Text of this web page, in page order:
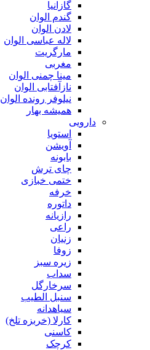
گازانیا
گندم الوان
لادن الوان
لاله عباسی الوان
مارگریت
مغربی
مینا چمنی الوان
نازآفتابی الوان
نیلوفر رونده الوان
همیشه بهار
دارویی
استویا
آویشن
بابونه
چای ترش
ختمی خبازی
خرفه
داتوره
رازیانه
راعی
زنیان
زوفا
زیره سبز
سداب
سرخارگل
سنبل الطیب
سیاهدانه
کارلا (خربزه تلخ)
کاسنی
کرچک